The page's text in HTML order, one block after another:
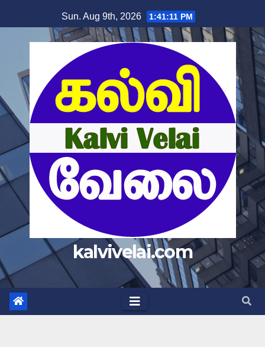
Sun. Aug 9th, 2026 1:41:12 PM
kalvivelai.com